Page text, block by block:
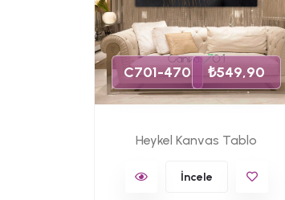
C701-470 ₺549,90
Heykel Kanvas Tablo
İncele